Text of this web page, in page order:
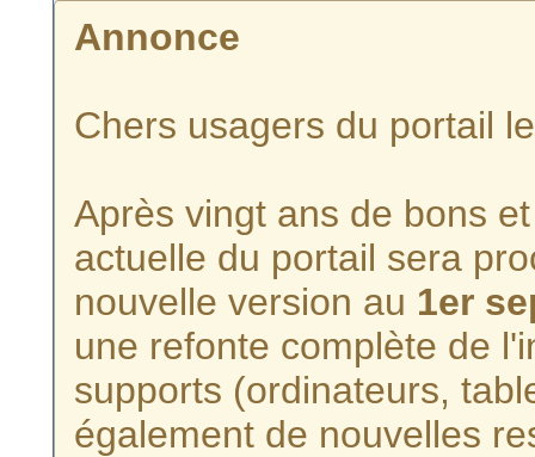
Annonce
Chers usagers du portail
Après vingt ans de bons
actuelle du portail sera
nouvelle version au 1er
une refonte complète de
supports (ordinateurs,
également de nouvelles